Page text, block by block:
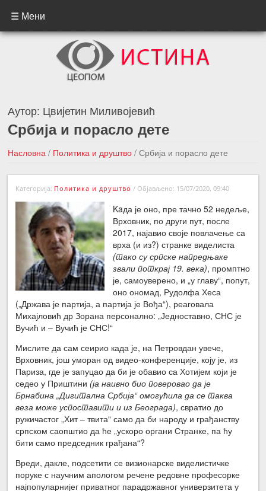
☰ Мени
Аутор: Цвијетин Миливојевић
Србија и порасло дете
Насловна / Политика и друштво / Србија и порасло дете
←Претходна вест
Следећа вест →
Категорија: Политика и друштво / Објављено: 15/07/2020, 09:40
Kaда је оно, пре тачно 52 недеље,
Врховник, по други пут, после
2017, најавио своје повлачење са
врха (и из?) странке виделиста
(тако су српске напредњаке
звали поткрај 19. века), промптно
је, самоуверено, и „у главу“, попут,
оно ономад, Рудолфа Хеса
(„Држава је партија, а партија је Вођа“), реаговала
Михајловић др Зорана персонално: „Једноставно, СНС је
Вучић и – Вучић је СНС!“
Мислите да сам сеирио када је, на Петровдан увече,
Врховник, још уморан од видео-конференције, коју је, из
Париза, где је запуцао да би је обавио са Хотијем који је
седео у Приштини (ја наивно био поверовао да је
Брнабина „Дигитална Србија“ омогућила да се таква
веза може успоставити и из Београда), свратио до
ружичастог „Хит – твита“ само да би народу и грађанству
српском саопштио да ће „ускоро органи Странке, па ћу
бити само председник грађана“?
Вреди, дакле, подсетити се визионарске виделистичке
поруке с научним апологом речене редовне професорке
најпопуларнијег приватног парадржавног универзитета у